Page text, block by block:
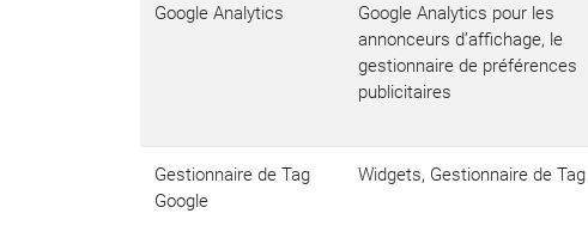
Google Analytics
Google Analytics pour les
annonceurs d’affichage, le
gestionnaire de préférences
publicitaires
Gestionnaire de Tag
Google
Widgets, Gestionnaire de Tag